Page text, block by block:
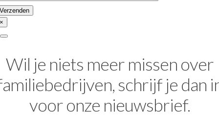
×
Wil je niets meer missen over
schrijf je dan
voor onze nieuwsbrief.